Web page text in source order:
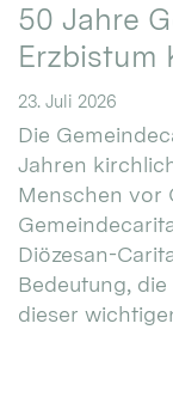
50 Jahre
Erzbistum
23. Juli 2026
Die
Jahren
Menschen vor
Diözesan-
Bedeutung,
dieser